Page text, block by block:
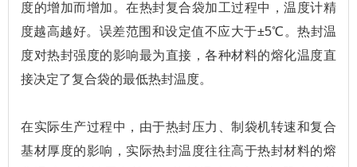
度的增加而增加。在热封复合袋加工过程中，温度计精
度越高越好。误差范围和设定值不应大于±5℃。热封温
度对热封强度的影响最为直接，各种材料的熔化温度直
接决定了复合袋的最低热封温度。
在实际生产过程中，由于热封压力、制袋机转速和复合
基材厚度的影响，实际热封温度往往高于热封材料的熔